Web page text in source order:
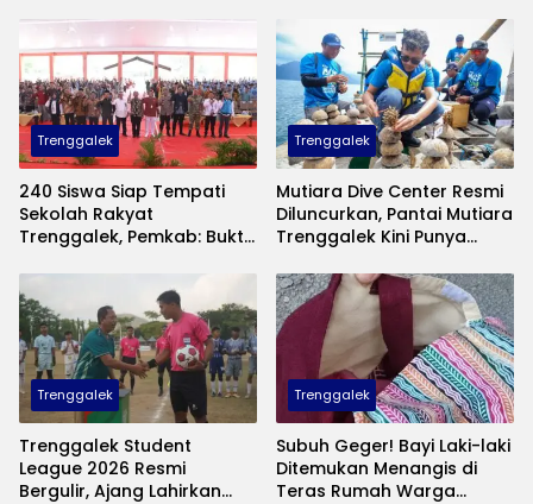
Trenggalek
240 Siswa Siap Tempati
Sekolah Rakyat
Trenggalek, Pemkab: Bukti
Anak Kurang Mampu
Trenggalek
Mutiara Dive Center Resmi
Diluncurkan, Pantai Mutiara
Trenggalek Kini Punya
Andalan
Trenggalek
Trenggalek Student
League 2026 Resmi
Bergulir, Ajang Lahirkan
Trenggalek
Subuh Geger! Bayi Laki-laki
Ditemukan Menangis di
Teras Rumah Warga